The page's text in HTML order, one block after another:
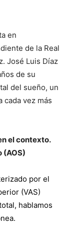
en
de la Real
José Luis Díaz
de su
del sueño, un
cada vez más
el contexto.
(AOS)
por el
(VAS)
hablamos